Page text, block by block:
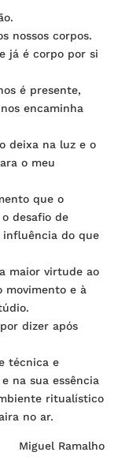
nossos corpos.
já é corpo por si
é presente,
encaminha
deixa na luz e o
o meu
que o
desafio de
do que
maior virtude ao
movimento e à
dizer após
técnica e
na sua essência
ritualístico
no ar.
Miguel Ramalho